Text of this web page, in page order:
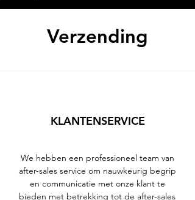
Verzending
KLANTENSERVICE
We hebben een professioneel team van
after-sales service om nauwkeurig begrip
en communicatie met onze klant te
bieden met betrekking tot de after-sales